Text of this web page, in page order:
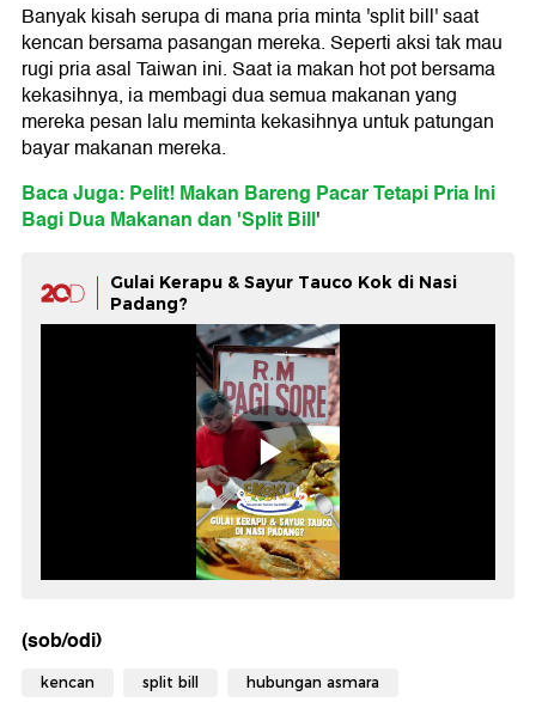
Banyak kisah serupa di mana pria minta 'split bill' saat
kencan bersama pasangan mereka. Seperti aksi tak mau
rugi pria asal Taiwan ini. Saat ia makan hot pot bersama
kekasihnya, ia membagi dua semua makanan yang
mereka pesan lalu meminta kekasihnya untuk patungan
bayar makanan mereka.
Baca Juga: Pelit! Makan Bareng Pacar Tetapi Pria Ini
Bagi Dua Makanan dan 'Split Bill'
Gulai Kerapu & Sayur Tauco Kok di Nasi
Padang?
(sob/odi)
kencan split bill hubungan asmara